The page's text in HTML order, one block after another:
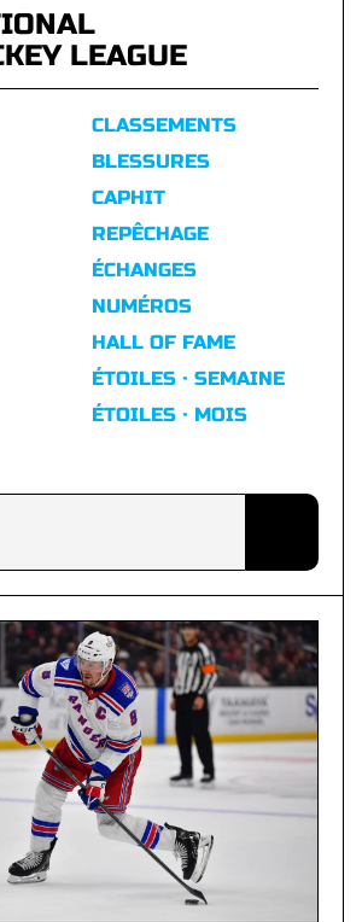
LEAGUE
CLASSEMENTS
BLESSURES
CAPHIT
REPÊCHAGE
ÉCHANGES
NUMÉROS
HALL OF FAME
ÉTOILES · SEMAINE
ÉTOILES · MOIS